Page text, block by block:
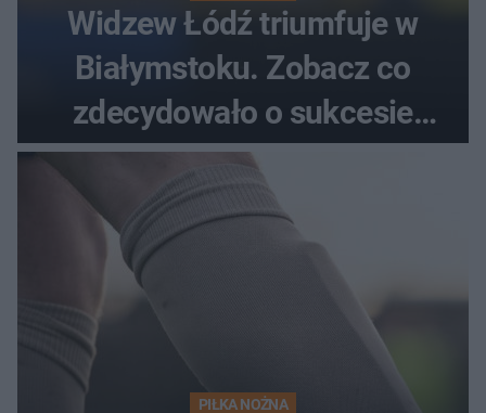
Widzew Łódź triumfuje w
Białymstoku. Zobacz co
zdecydowało o sukcesie
gości
PIŁKA NOŻNA